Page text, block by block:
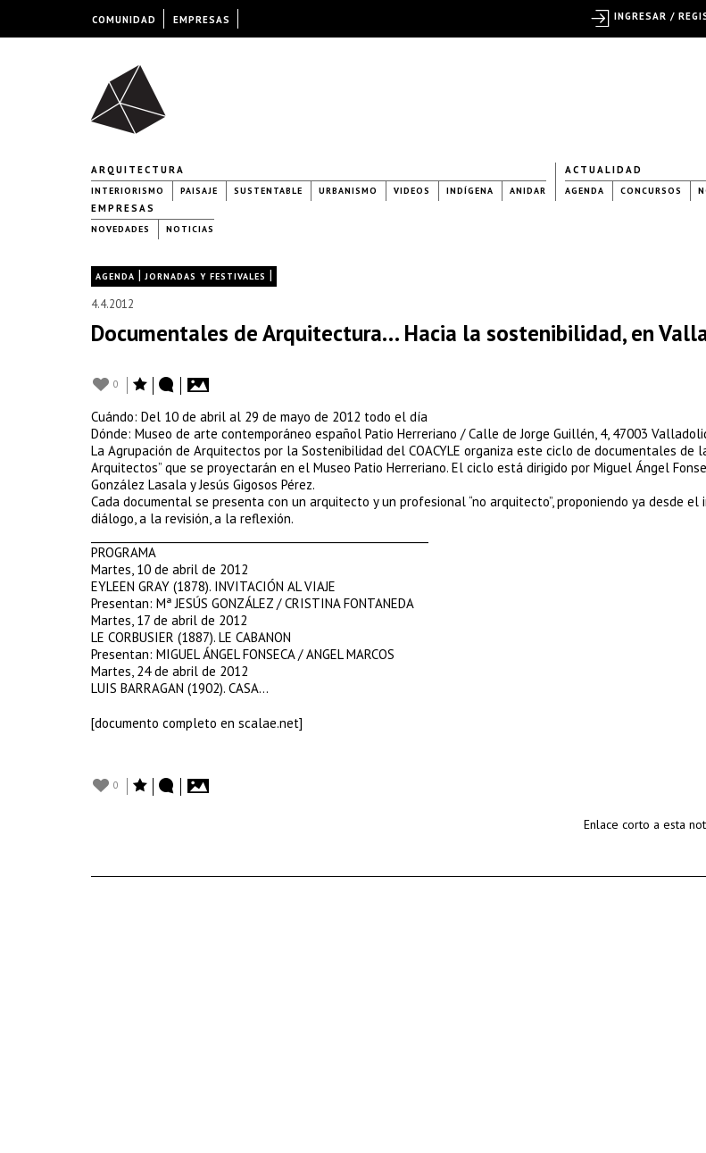
ARQUITECTURA
INTERIORISMO PAISAJE SUSTENTABLE URBANISMO VIDEOS INDÍGENA ANIDAR
ACTUALIDAD
AGENDA CONCURSOS
EMPRESAS
NOVEDADES NOTICIAS
AGENDA | JORNADAS Y FESTIVALES |
4.4.2012
Documentales de Arquitectura… Hacia la sostenibilidad, en
0
Cuándo: Del 10 de abril al 29 de mayo de 2012 todo el día
Dónde: Museo de arte contemporáneo español Patio Herreriano / Calle de Jorge Guillén, 4, 47003
La Agrupación de Arquitectos por la Sostenibilidad del COACYLE organiza este ciclo de documentales de
Arquitectos” que se proyectarán en el Museo Patio Herreriano. El ciclo está dirigido por Miguel Ángel
González Lasala y Jesús Gigosos Pérez.
Cada documental se presenta con un arquitecto y un profesional “no arquitecto”, proponiendo ya desde el
diálogo, a la revisión, a la reflexión.
PROGRAMA
Martes, 10 de abril de 2012
EYLEEN GRAY (1878). INVITACIÓN AL VIAJE
Presentan: Mª JESÚS GONZÁLEZ / CRISTINA FONTANEDA
Martes, 17 de abril de 2012
LE CORBUSIER (1887). LE CABANON
Presentan: MIGUEL ÁNGEL FONSECA / ANGEL MARCOS
Martes, 24 de abril de 2012
LUIS BARRAGAN (1902). CASA…
[documento completo en scalae.net]
0
Enlace corto a esta
COMUNIDAD EMPRESAS INGRESAR /